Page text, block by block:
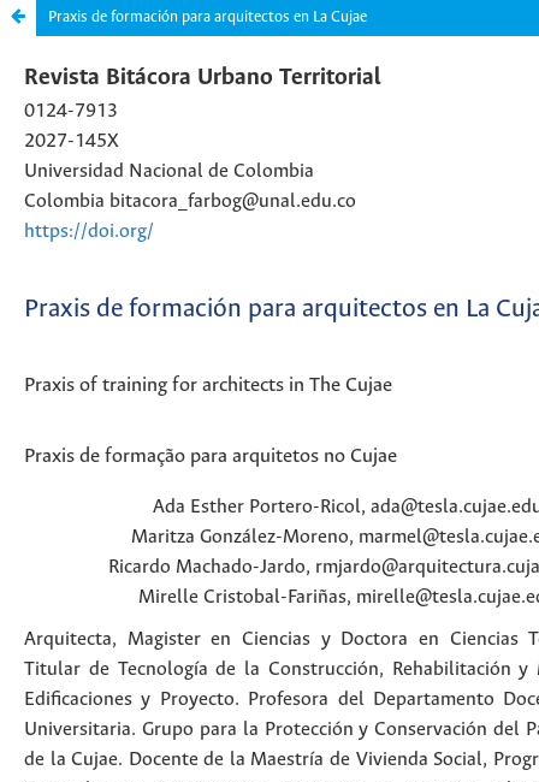
Praxis de formación para arquitectos en La Cujae